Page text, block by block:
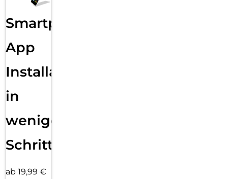
Smartphone
App
Installation
in
wenigen
Schritten
ab 19,99 €